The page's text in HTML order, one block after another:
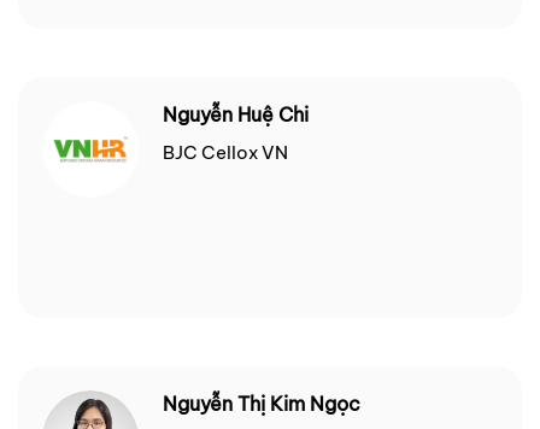
Nguyễn Huệ Chi
BJC Cellox VN
Nguyễn Thị Kim Ngọc